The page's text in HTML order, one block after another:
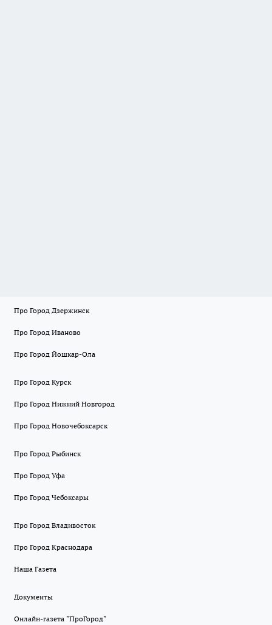
Про Город Дзержинск
Про Город Иваново
Про Город Йошкар-Ола
Про Город Курск
Про Город Нижний Новгород
Про Город Новочебоксарск
Про Город Рыбинск
Про Город Уфа
Про Город Чебоксары
Про Город Владивосток
Про Город Краснодара
Наша Газета
Документы
Онлайн-газета "ПроГород"